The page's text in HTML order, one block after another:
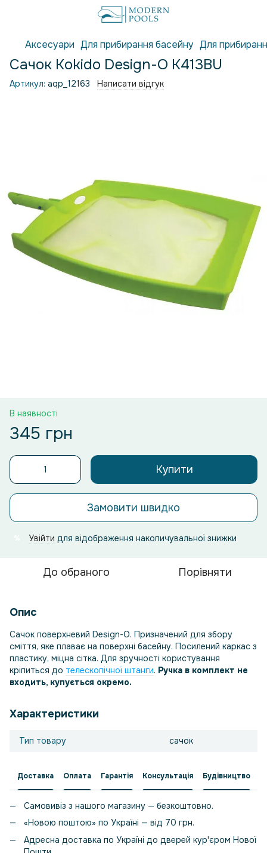
Аксесуари Для прибирання басейну Для
Сачок Kokido Design-O K413BU
Артикул: aqp_12163 Написати відгук
В наявності
345 грн
Купити
Замовити швидко
Увійти для відображення накопичувальної знижки
До обраного Порівняти
Опис
Сачок поверхневий Design-O. Призначений для збору
сміття, яке плаває на поверхні басейну. Посилений каркас з
пластику, міцна сітка. Для зручності користування
кріпиться до телескопічної штанги. Ручка в комплект не
входить, купується окремо.
Характеристики
Тип товару сачок
Доставка Оплата Гарантія Консультація Будівництво
Самовивіз з нашого магазину — безкоштовно.
«Новою поштою» по Україні — від 70 грн.
Адресна доставка по Україні до дверей кур'єром Нової